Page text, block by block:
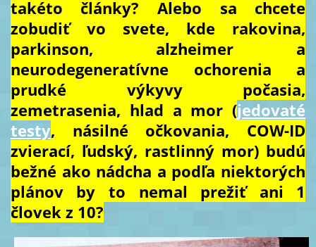
takéto články? Alebo sa chcete
zobudiť vo svete, kde rakovina,
parkinson, alzheimer a
neurodegeneratívne ochorenia a
prudké výkyvy počasia,
zemetrasenia, hlad a mor (jedovaté
testy, násilné očkovania, COW-ID
zvierací, ľudský, rastlinný mor) budú
bežné ako nádcha a podľa niektorých
plánov by to nemal prežiť ani 1
človek z 10?